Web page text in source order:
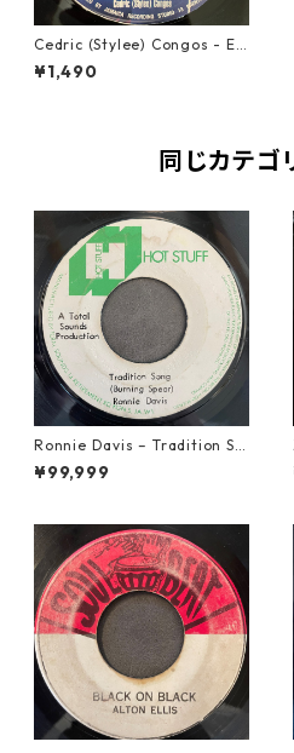
Cedric (Stylee) Congos - En
d Of Day【7-20953】
¥1,490
同じカテゴ
Ronnie Davis – Tradition So
ng【7-22003】
¥99,999